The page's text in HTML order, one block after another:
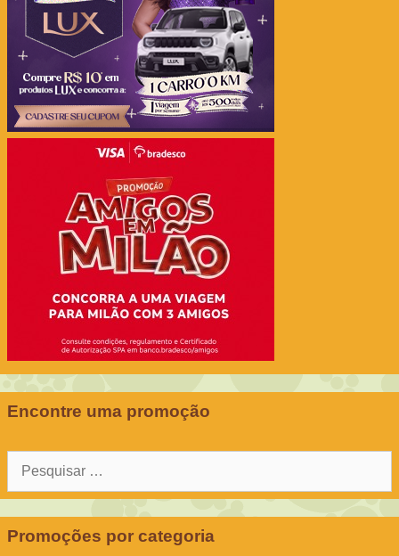
Encontre uma promoção
Pesquisar
Promoções por categoria